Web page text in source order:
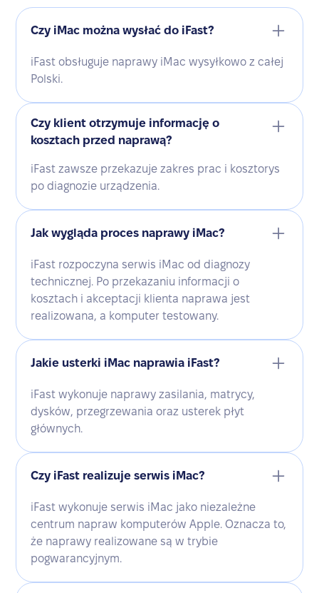
Czy iMac można wysłać do iFast?
iFast obsługuje naprawy iMac wysyłkowo z całej
Polski.
Czy klient otrzymuje informację o
kosztach przed naprawą?
iFast zawsze przekazuje zakres prac i kosztorys
po diagnozie urządzenia.
Jak wygląda proces naprawy iMac?
iFast rozpoczyna serwis iMac od diagnozy
technicznej. Po przekazaniu informacji o
kosztach i akceptacji klienta naprawa jest
realizowana, a komputer testowany.
Jakie usterki iMac naprawia iFast?
iFast wykonuje naprawy zasilania, matrycy,
dysków, przegrzewania oraz usterek płyt
głównych.
Czy iFast realizuje serwis iMac?
iFast wykonuje serwis iMac jako niezależne
centrum napraw komputerów Apple. Oznacza to,
że naprawy realizowane są w trybie
pogwarancyjnym.